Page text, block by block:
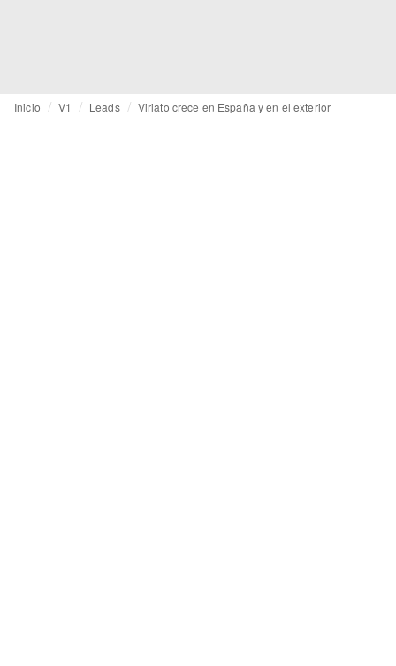
Inicio V1 Leads Viriato crece en España y en el exterior